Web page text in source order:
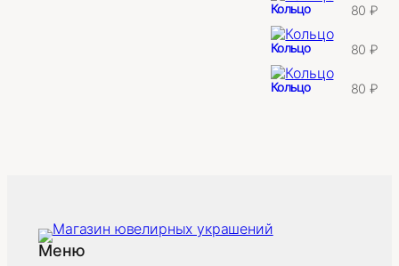
Кольцо 80₽
Кольцо 80₽
Кольцо 80₽
Меню